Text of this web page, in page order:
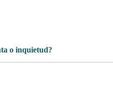
o inquietud?